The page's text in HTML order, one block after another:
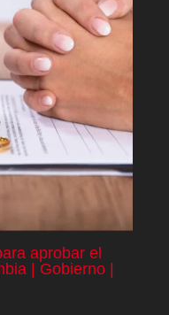
aprobar el
| Gobierno |